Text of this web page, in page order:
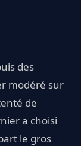
des
modéré sur
de
a choisi
le gros